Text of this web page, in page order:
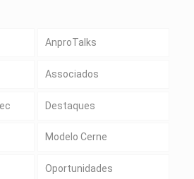
AnproTalks
Associados
Destaques
Modelo Cerne
Oportunidades